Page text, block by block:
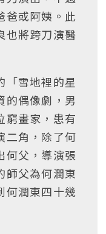
爸或阿姨。此
也將跨刀演醫
「雪地裡的星
的偶像劇，男
窮畫家，患有
二角，除了何
何父，導演張
師父為何潤東
何潤東四十幾